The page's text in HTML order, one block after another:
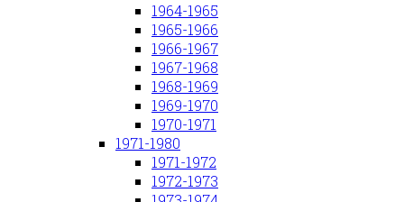
1964-1965
1965-1966
1966-1967
1967-1968
1968-1969
1969-1970
1970-1971
1971-1980
1971-1972
1972-1973